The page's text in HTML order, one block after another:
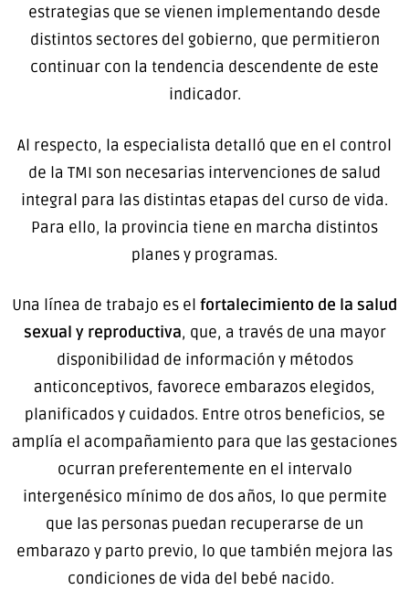
estrategias que se vienen implementando desde
distintos sectores del gobierno, que permitieron
continuar con la tendencia descendente de este
indicador.
Al respecto, la especialista detalló que en el control
de la TMI son necesarias intervenciones de salud
integral para las distintas etapas del curso de vida.
Para ello, la provincia tiene en marcha distintos
planes y programas.
Una línea de trabajo es el fortalecimiento de la salud
sexual y reproductiva, que, a través de una mayor
disponibilidad de información y métodos
anticonceptivos, favorece embarazos elegidos,
planificados y cuidados. Entre otros beneficios, se
amplía el acompañamiento para que las gestaciones
ocurran preferentemente en el intervalo
intergenésico mínimo de dos años, lo que permite
que las personas puedan recuperarse de un
embarazo y parto previo, lo que también mejora las
condiciones de vida del bebé nacido.